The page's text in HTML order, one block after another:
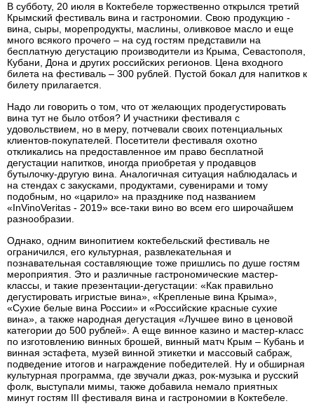
В субботу, 20 июля в Коктебеле торжественно открылся третий
Крымский фестиваль вина и гастрономии. Свою продукцию -
вина, сыры, морепродукты, маслины, оливковое масло и еще
много всякого прочего – на суд гостям представили на
бесплатную дегустацию производители из Крыма, Севастополя,
Кубани, Дона и других российских регионов. Цена входного
билета на фестиваль – 300 рублей. Пустой бокал для напитков к
билету прилагается.
Надо ли говорить о том, что от желающих продегустировать
вина тут не было отбоя? И участники фестиваля с
удовольствием, но в меру, потчевали своих потенциальных
клиентов-покупателей. Посетители фестиваля охотно
откликались на предоставленное им право бесплатной
дегустации напитков, иногда приобретая у продавцов
бутылочку-другую вина. Аналогичная ситуация наблюдалась и
на стендах с закусками, продуктами, сувенирами и тому
подобным, но «царило» на празднике под названием
«InVinoVeritas - 2019» все-таки вино во всем его широчайшем
разнообразии.
Однако, одним винопитием коктебельский фестиваль не
ограничился, его культурная, развлекательная и
познавательная составляющие тоже пришлись по душе гостям
мероприятия. Это и различные гастрономические мастер-
классы, и такие презентации-дегустации: «Как правильно
дегустировать игристые вина», «Крепленые вина Крыма»,
«Сухие белые вина России» и «Российские красные сухие
вина», а также народная дегустация «Лучшее вино в ценовой
категории до 500 рублей». А еще винное казино и мастер-класс
по изготовлению винных брошей, винный матч Крым – Кубань и
винная эстафета, музей винной этикетки и массовый сабраж,
подведение итогов и награждение победителей. Ну и обширная
культурная программа, где звучали джаз, рок-музыка и русский
фолк, выступали мимы, также добавила немало приятных
минут гостям III фестиваля вина и гастрономии в Коктебеле.